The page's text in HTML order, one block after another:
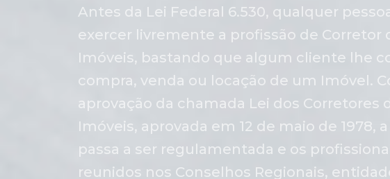
Antes da Lei Federal 6.530, qualquer
exercer livremente a profissão de Corretor
Imóveis, bastando que algum cliente lhe
compra, venda ou locação de um Imóvel.
aprovação da chamada Lei dos Corretores
Imóveis, aprovada em 12 de maio de 1978,
passa a ser regulamentada e os
reunidos nos Conselhos Regionais,